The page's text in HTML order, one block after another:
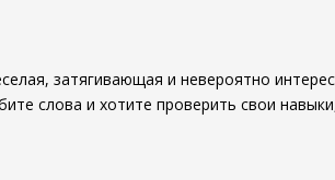
затягивающая и невероятно
слова и хотите проверить свои